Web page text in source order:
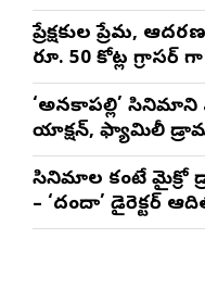
నటించడం చాలా
ప్రేక్షకుల ప్రేమ,
రూ. 50 కోట్ల గ్రాసర్
ప్రొడ్యూసర్ సాయి
‘అనకాపల్లి’
యాక్షన్, ఫ్యామిలీ
త్రినాథరావు నక్కిన,
సినిమాల కంటే మైక్రో
– ‘దందా’ డైరెక్ట‌ర్